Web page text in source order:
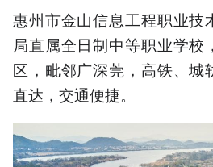
惠州市金山信息工程职业技
局直属全日制中等职业学校
区，毗邻广深莞，高铁、城
直达，交通便捷。